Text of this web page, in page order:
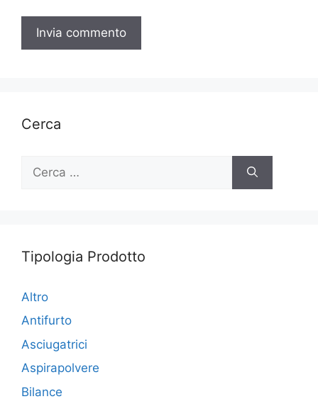
Cerca
per:
Tipologia Prodotto
Altro
Antifurto
Asciugatrici
Aspirapolvere
Bilance